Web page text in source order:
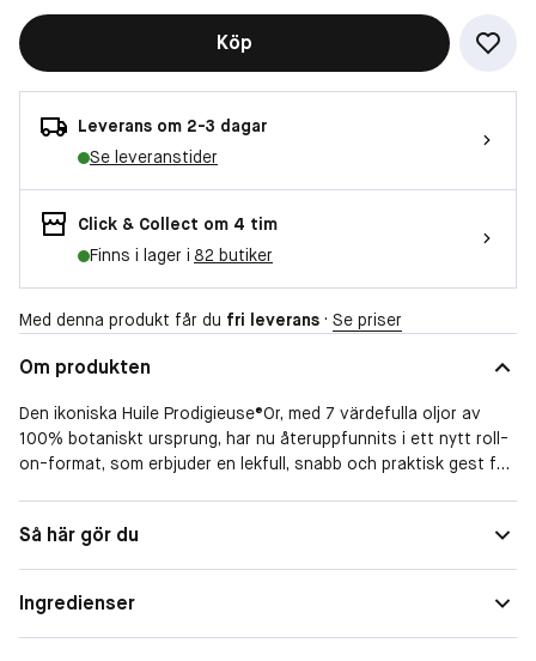
Köp
Leverans om 2-3 dagar
Se leveranstider
Click & Collect om 4 tim
Finns i lager i 82 butiker
Med denna produkt får du fri leverans · Se priser
Om produkten
Den ikoniska Huile Prodigieuse®Or, med 7 värdefulla oljor av
100% botaniskt ursprung, har nu återuppfunnits i ett nytt roll-
on-format, som erbjuder en lekfull, snabb och praktisk gest för
varm sand, förvandlas till en delikat massageupplevelse tack
vare den exakta, lättanvända roll-on-applikatorn.
Den unika formulan, berikad med naturliga gyllene pärlpartiklar,
återfuktar, ger en satinfinish och lyser upp huden samt gör
Så här gör du
Ingredienser